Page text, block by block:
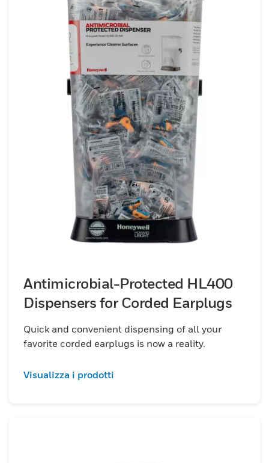
Antimicrobial-Protected HL400
Dispensers for Corded Earplugs
Quick and convenient dispensing of all your
favorite corded earplugs is now a reality.
Visualizza i prodotti